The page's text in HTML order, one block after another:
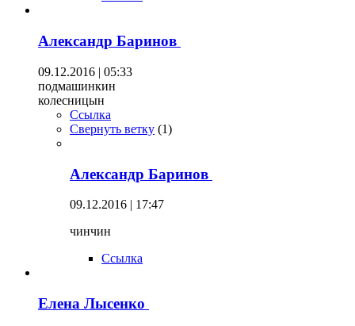
Александр Баринов
09.12.2016 | 05:33
подмашинкин
колесницын
Ссылка
Свернуть ветку (1)
Александр Баринов
09.12.2016 | 17:47
чинчин
Ссылка
Елена Лысенко